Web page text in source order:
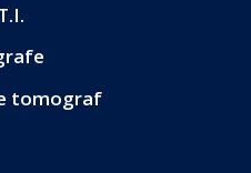
tomograf